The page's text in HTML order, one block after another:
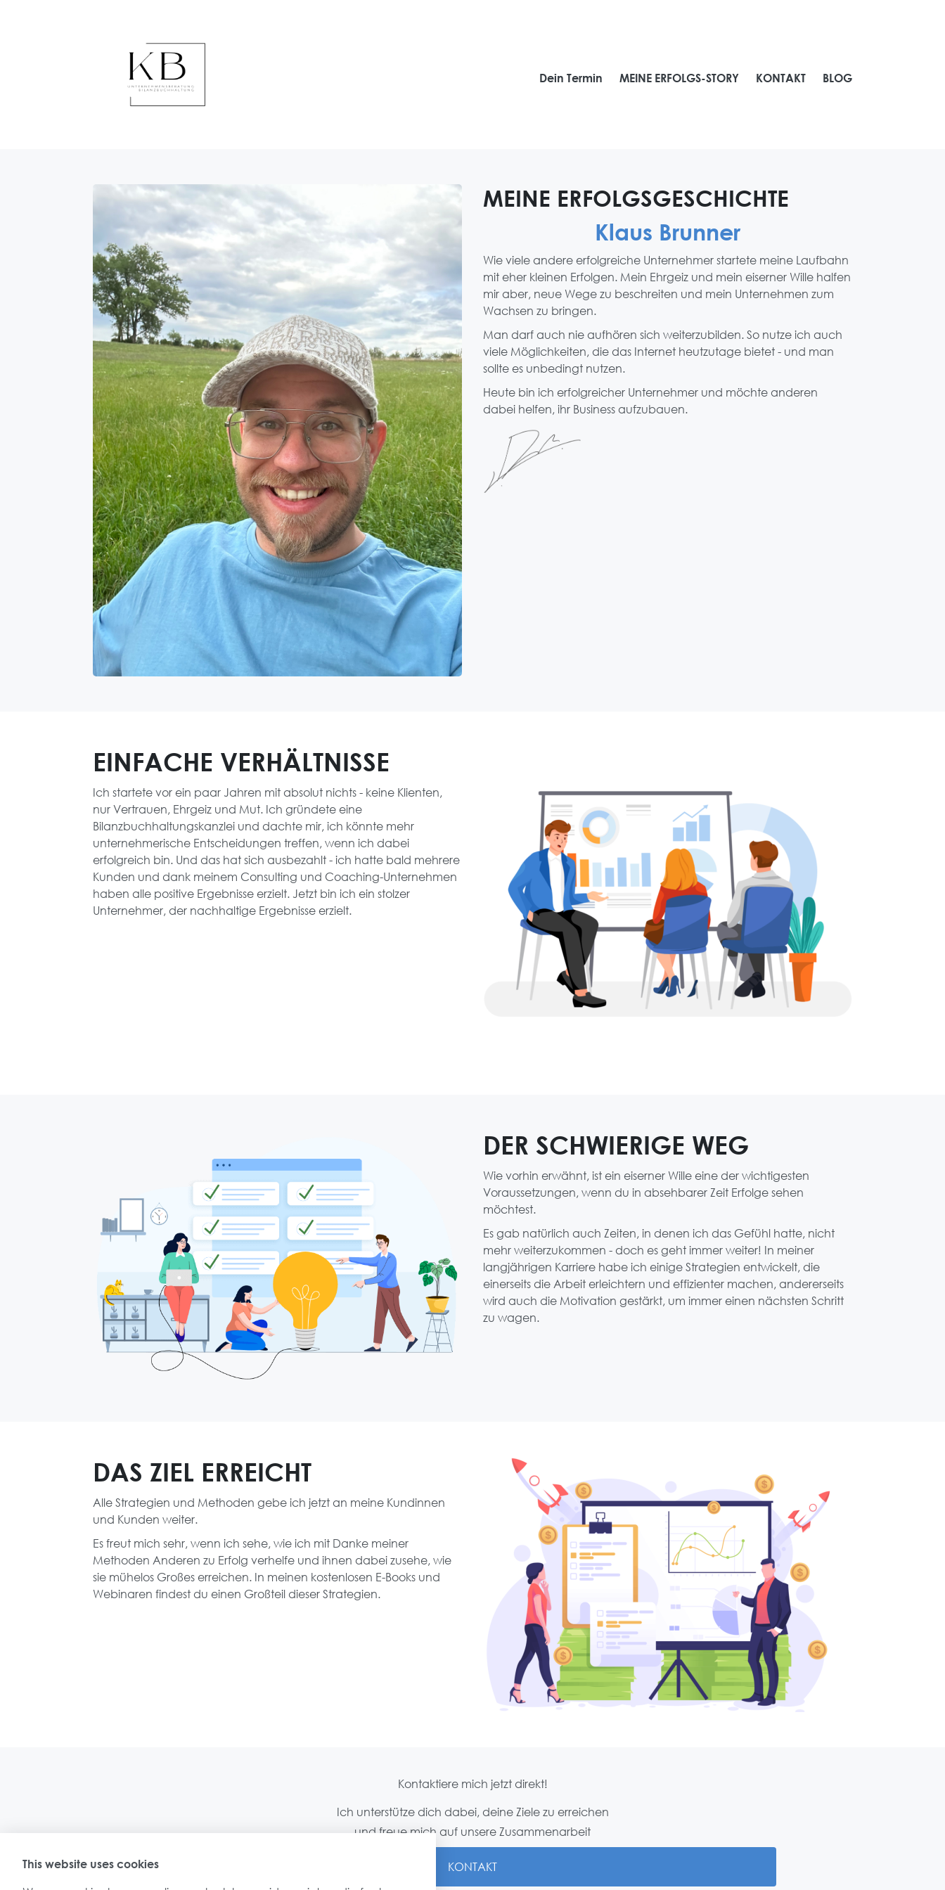
This website uses cookies
Dein Termin MEINE ERFOLGS-STORY KONTAKT BLOG
MEINE ERFOLGSGESCHICHTE
Klaus Brunner
Wie viele andere erfolgreiche Unternehmer startete meine Laufbahn
mit eher kleinen Erfolgen. Mein Ehrgeiz und mein eiserner Wille halfen
mir aber, neue Wege zu beschreiten und mein Unternehmen zum
Wachsen zu bringen.
Man darf auch nie aufhören sich weiterzubilden. So nutze ich auch
viele Möglichkeiten, die das Internet heutzutage bietet - und man
sollte es unbedingt nutzen.
Heute bin ich erfolgreicher Unternehmer und möchte anderen
dabei helfen, ihr Business aufzubauen.
EINFACHE VERHÄLTNISSE
Ich startete vor ein paar Jahren mit absolut nichts - keine Klienten,
nur Vertrauen, Ehrgeiz und Mut. Ich gründete eine
Bilanzbuchhaltungskanzlei und dachte mir, ich könnte mehr
unternehmerische Entscheidungen treffen, wenn ich dabei
erfolgreich bin. Und das hat sich ausbezahlt - ich hatte bald mehrere
Kunden und dank meinem Consulting und Coaching-Unternehmen
haben alle positive Ergebnisse erzielt. Jetzt bin ich ein stolzer
Unternehmer, der nachhaltige Ergebnisse erzielt.
DER SCHWIERIGE WEG
Wie vorhin erwähnt, ist ein eiserner Wille eine der wichtigesten
Voraussetzungen, wenn du in absehbarer Zeit Erfolge sehen
möchtest.
Es gab natürlich auch Zeiten, in denen ich das Gefühl hatte, nicht
mehr weiterzukommen - doch es geht immer weiter! In meiner
langjährigen Karriere habe ich einige Strategien entwickelt, die
einerseits die Arbeit erleichtern und effizienter machen, andererseits
wird auch die Motivation gestärkt, um immer einen nächsten Schritt
zu wagen.
DAS ZIEL ERREICHT
Alle Strategien und Methoden gebe ich jetzt an meine Kundinnen
und Kunden weiter.
Es freut mich sehr, wenn ich sehe, wie ich mit Danke meiner
Methoden Anderen zu Erfolg verhelfe und ihnen dabei zusehe, wie
sie mühelos Großes erreichen. In meinen kostenlosen E-Books und
Webinaren findest du einen Großteil dieser Strategien.
Kontaktiere mich jetzt direkt!
Ich unterstütze dich dabei, deine Ziele zu erreichen
und freue mich auf unsere Zusammenarbeit
KONTAKT